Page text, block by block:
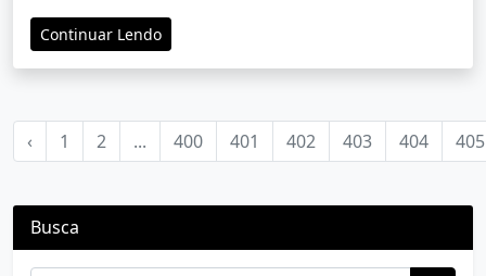
Continuar Lendo
‹ 1 2 ... 400 401 402 403 404 405
Busca